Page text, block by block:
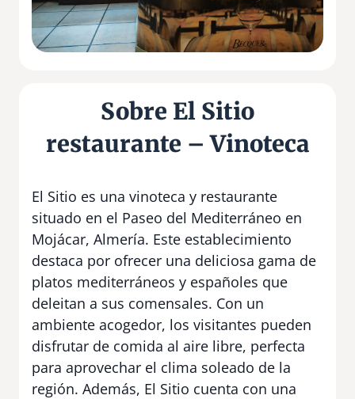
Sobre El Sitio
restaurante – Vinoteca
El Sitio es una vinoteca y restaurante
situado en el Paseo del Mediterráneo en
Mojácar, Almería. Este establecimiento
destaca por ofrecer una deliciosa gama de
platos mediterráneos y españoles que
deleitan a sus comensales. Con un
ambiente acogedor, los visitantes pueden
disfrutar de comida al aire libre, perfecta
para aprovechar el clima soleado de la
región. Además, El Sitio cuenta con una